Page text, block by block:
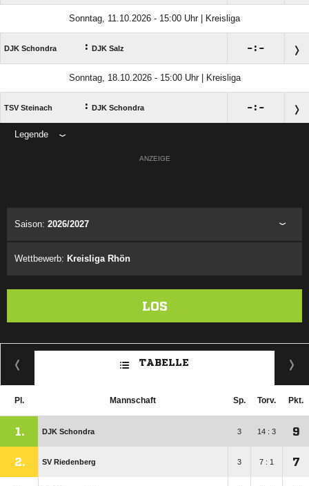
Sonntag, 11.10.2026 - 15:00 Uhr | Kreisliga
DJK Schondra : DJK Salz : 
Sonntag, 18.10.2026 - 15:00 Uhr | Kreisliga
TSV Steinach : DJK Schondra : 
Legende
ANZEIGE
Saison: 2026/2027
Wettbewerb: Kreisliga Rhön
LOS
TABELLE
Pl. Mannschaft Sp. Torv. Pkt.
1. DJK Schondra 3 14 : 3 9
2. SV Riedenberg 3 7 : 1 7